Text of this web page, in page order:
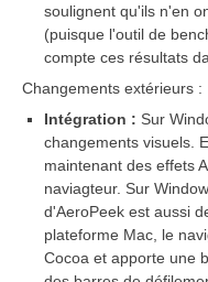
soulignent qu'ils n'en
(puisque l'outil de
compte ces résultats
Changements extérieurs :
Intégration : Sur
changements visuels.
maintenant des effets
naviagteur. Sur
d'AeroPeek est aussi
plateforme Mac, le
Cocoa et apporte une